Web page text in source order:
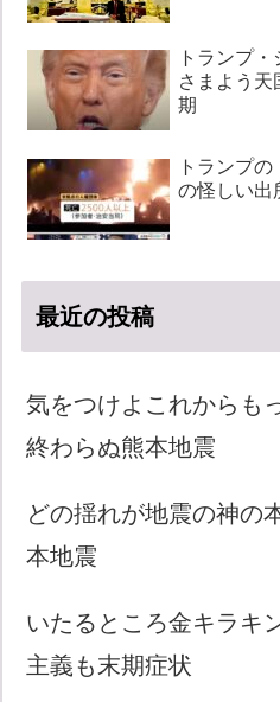
トランプ
さまよう天
期
トランプの
の怪しい出
最近の投稿
気をつけよこれからも
終わらぬ熊本地震
どの揺れが地震の神の
本地震
いたるところ金キラキ
主義も末期症状